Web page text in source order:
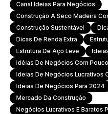
Canal Ideias Para Negócios
Construção A Seco Madeira
Construção Sustentável
Dicas De Renda Extra
Estrutura De Aço Leve
Idéias De Negócios Com
Ideias De Negócios Lucrativos
Ideias De Negócios Para 2024
Mercado Da Construção
Negócios Lucrativos E Baratos